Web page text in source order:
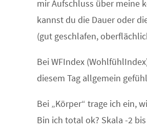
mir Aufschluss über meine
kannst du die Dauer oder
(gut geschlafen,
Bei WFIndex
diesem Tag allgemein
Bei „Körper“ trage ich ein,
Bin ich total ok? Skala -2